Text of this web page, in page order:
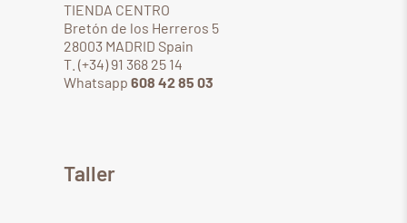
TIENDA CENTRO
Bretón de los Herreros 5
28003 MADRID Spain
T. (+34) 91 368 25 14
Whatsapp 608 42 85 03
Taller